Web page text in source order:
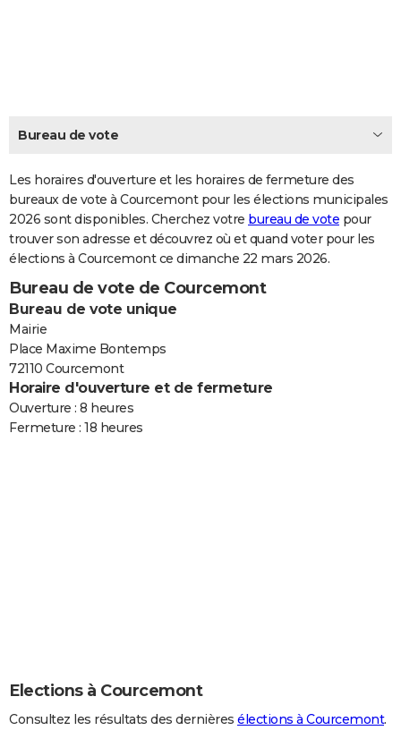
CARTE DE VOEUX
Dictionnaire
Biographies
Citations
Expressions
Proverbes
PROGRAMME TV
COPAINS D'AVANT
FORUM
Bricolage
Lifestyle
Culture
Sport
Auto
Television
Voyage
Cinema
Bureau de vote
Les horaires d'ouverture et les horaires de fermeture des
bureaux de vote à Courcemont pour les élections municipales
2026 sont disponibles. Cherchez votre bureau de vote pour
trouver son adresse et découvrez où et quand voter pour les
élections à Courcemont ce dimanche 22 mars 2026.
Bureau de vote de Courcemont
Bureau de vote unique
Mairie
Place Maxime Bontemps
72110 Courcemont
Horaire d'ouverture et de fermeture
Ouverture : 8 heures
Fermeture : 18 heures
Elections à Courcemont
Consultez les résultats des dernières élections à Courcemont.